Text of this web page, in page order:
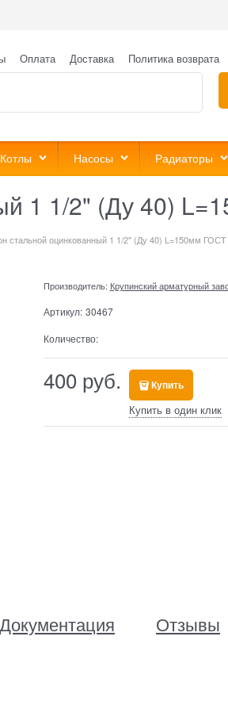
Оплата Доставка Политика возврата
Котлы Насосы Радиаторы
1 1/2" (Ду 40)
стальной оцинкованный 1 1/2" (Ду 40) L=150мм
Производитель: Крупинский арматурный
Артикул: 30467
Количество:
400 руб. Купить
Купить в один клик
Документация Отзывы